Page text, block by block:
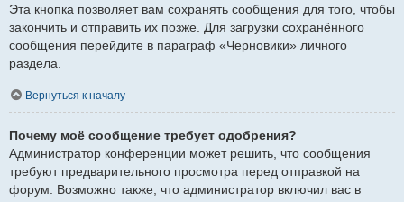
Эта кнопка позволяет вам сохранять сообщения для того, чтобы
закончить и отправить их позже. Для загрузки сохранённого
сообщения перейдите в параграф «Черновики» личного
раздела.
Вернуться к началу
Почему моё сообщение требует одобрения?
Администратор конференции может решить, что сообщения
требуют предварительного просмотра перед отправкой на
форум. Возможно также, что администратор включил вас в